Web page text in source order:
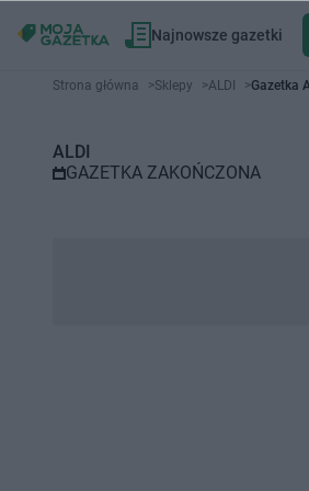
Najnowsze gazetki
Gazetka
Strona główna >Sklepy >ALDI >Gazetka
ALDI
GAZETKA ZAKOŃCZONA